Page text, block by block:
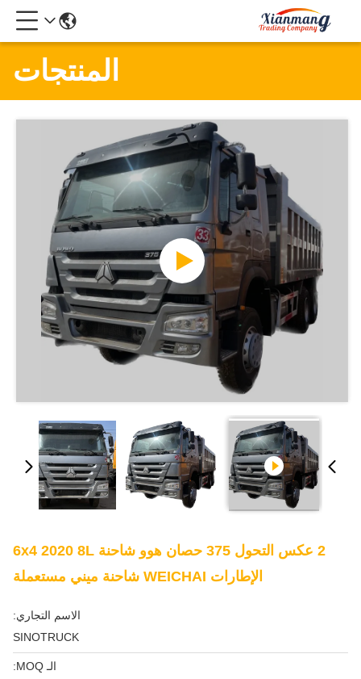
المنتجات
2 عكس التحول 375 حصان هوو شاحنة 6x4 2020 8L
الإطارات WEICHAI شاحنة ميني مستعملة
الاسم التجاري:
SINOTRUCK
الـ MOQ: